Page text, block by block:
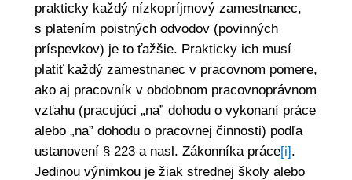
prakticky každý nízkopríjmový zamestnanec,
s platením poistných odvodov (povinných
príspevkov) je to ťažšie. Prakticky ich musí
platiť každý zamestnanec v pracovnom pomere,
ako aj pracovník v obdobnom pracovnoprávnom
vzťahu (pracujúci „na” dohodu o vykonaní práce
alebo „na” dohodu o pracovnej činnosti) podľa
ustanovení § 223 a nasl. Zákonníka práce[i].
Jedinou výnimkou je žiak strednej školy alebo